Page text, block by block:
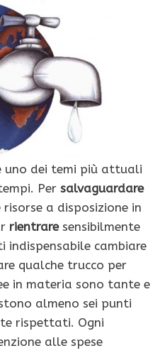
uno dei temi più attuali
Per salvaguardare
a disposizione in
rientraresensibilmente
indispensabile cambiare
qualche trucco per
in materia sono tante e
almeno sei punti
rispettati. Ogni
alle spese